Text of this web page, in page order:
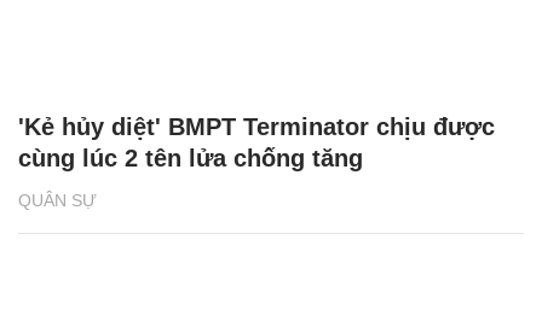
QUÂN SỰ
'Kẻ hủy diệt' BMPT Terminator chịu được
cùng lúc 2 tên lửa chống tăng